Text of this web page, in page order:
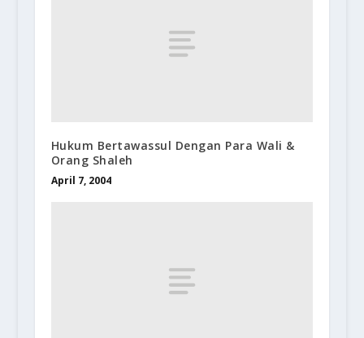
Hukum Bertawassul Dengan Para Wali &
Orang Shaleh
April 7, 2004